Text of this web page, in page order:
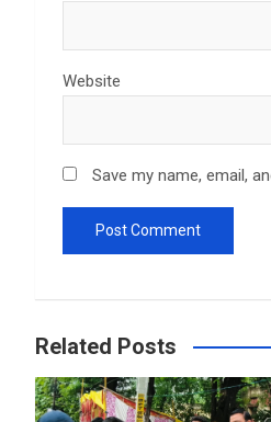
Website
Save my name, email,
Related Posts